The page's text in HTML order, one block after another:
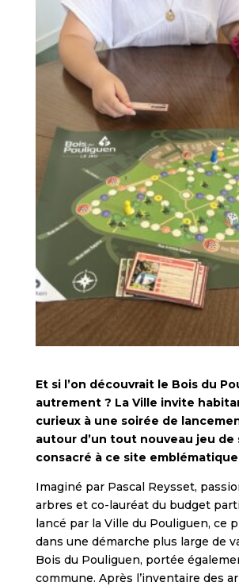
Et si l’on découvrait le Bois du
autrement ? La Ville invite
curieux à une soirée de
autour d’un tout nouveau jeu de
consacré à ce site
Imaginé par Pascal Reysset,
arbres et co-lauréat du budget
lancé par la Ville du Pouliguen, ce
dans une démarche plus large de
Bois du Pouliguen, portée
commune. Après l’inventaire des